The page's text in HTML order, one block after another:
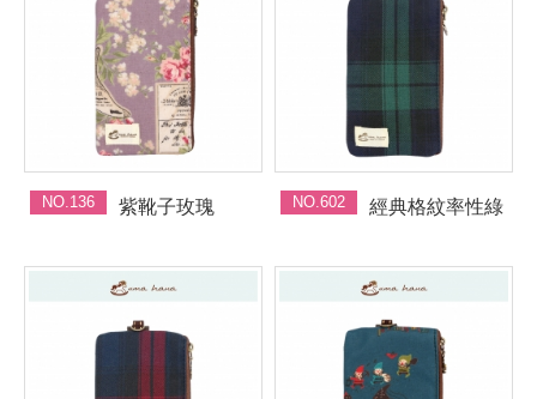
NO.136 紫靴子玫瑰 NO.602 經典格紋率性綠